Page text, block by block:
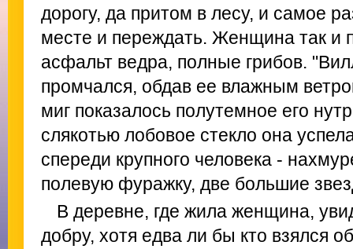
дорогу, да притом в лесу, и самое
месте и переждать. Женщина так и
асфальт ведра, полные грибов.
промчался, обдав ее влажным
миг показалось полутемное его
слякотью лобовое стекло она
спереди крупного человека -
полевую фуражку, две большие
В деревне, где жила женщина,
добру, хотя едва ли бы кто взялся